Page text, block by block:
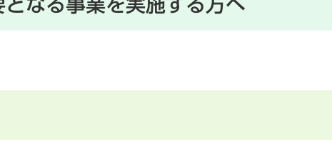
なる事業を実施する方へ